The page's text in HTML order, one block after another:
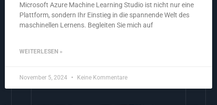
Microsoft Azure Machine Learning Studio ist nicht nur eine
Plattform, sondern Ihr Einstieg in die spannende Welt des
maschinellen Lernens. Begleiten Sie mich auf
WEITERLESEN »
November 5, 2024 Keine Kommentare